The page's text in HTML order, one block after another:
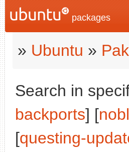
packages
» Ubuntu »
Search in
backports] [
[questing-